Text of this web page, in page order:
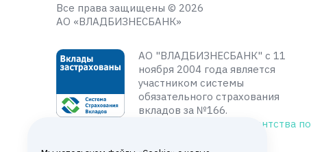
Все права защищены © 2026
АО «ВЛАДБИЗНЕСБАНК»
АО "ВЛАДБИЗНЕСБАНК" с 11
ноября 2004 года является
участником системы
обязательного страхования
вкладов за №166.
Агентства по